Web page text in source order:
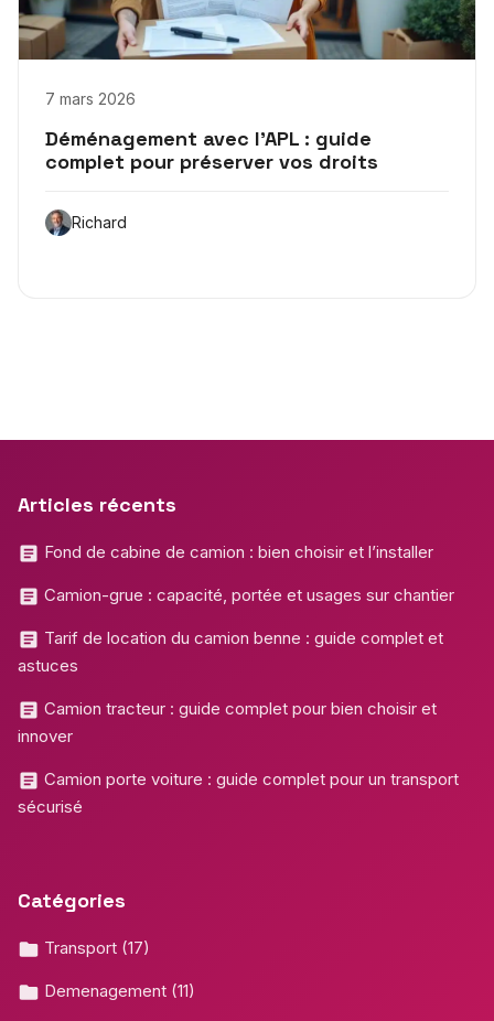
7 mars 2026
Déménagement avec l’APL : guide
complet pour préserver vos droits
Richard
Articles récents
Fond de cabine de camion : bien choisir et l’installer
Camion-grue : capacité, portée et usages sur chantier
Tarif de location du camion benne : guide complet et
astuces
Camion tracteur : guide complet pour bien choisir et
innover
Camion porte voiture : guide complet pour un transport
sécurisé
Catégories
Transport (17)
Demenagement (11)